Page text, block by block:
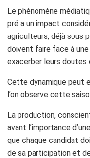
Le phénomène
pré a un impact
agriculteurs, déjà sous
doivent faire face à
exacerber leurs doutes
Cette dynamique peut
l’on observe cette
La production,
avant l’importance
que chaque candidat
de sa participation et